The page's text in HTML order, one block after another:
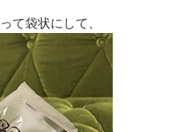
て袋状にして、